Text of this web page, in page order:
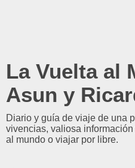
La Vuelta al
Asun y
Diario y guía de viaje de una
vivencias, valiosa
al mundo o viajar por libre.